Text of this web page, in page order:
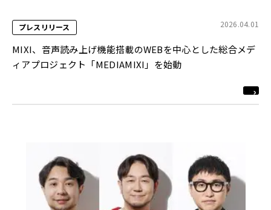
プレスリリース 2026.04.01
MIXI、音声読み上げ機能搭載のWEBを中心とした総合メデ
ィアプロジェクト「MEDIAMIXI」を始動